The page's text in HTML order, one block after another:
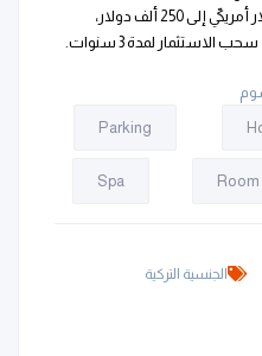
على الجنسية انخفض من مليون دولار أمريكيّ إلى 250 ألف دولار،
لمدة 3 سنوات.
Parking
Room
Spa
الجنسية التركية